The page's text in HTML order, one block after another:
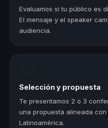
Evaluamos si tu público es
El mensaje y el speaker
audiencia.
Selección y propuesta
Te presentamos 2 o 3
una propuesta alineada
Latinoamérica.